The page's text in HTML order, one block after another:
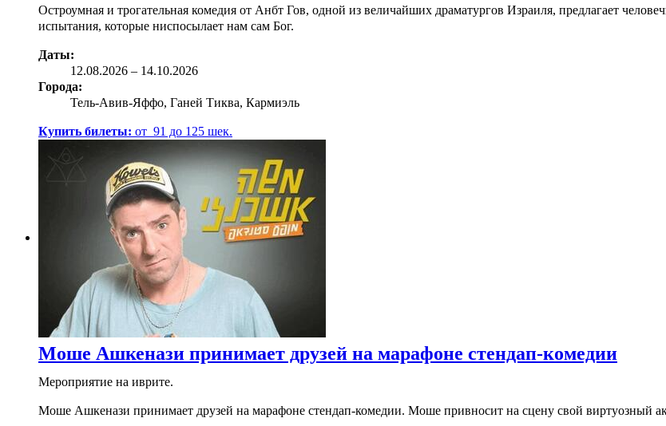
Остроумная и трогательная комедия от Анбт Гов, одной из величайших драматургов Израиля, предлагает
испытания, которые ниспосылает нам сам Бог.
Даты:
12.08.2026 – 14.10.2026
Города:
Тель-Авив-Яффо, Ганей Тиква, Кармиэль
Купить билеты: от 91 до 125 шек.
Моше Ашкенази принимает друзей на марафоне стендап-комедии
Мероприятие на иврите.
Моше Ашкенази принимает друзей на марафоне стендап-комедии. Моше привносит на сцену свой виртуозный